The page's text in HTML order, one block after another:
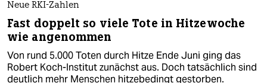
Neue RKI-Zahlen
Fast doppelt so viele Tote in Hitzewoche
wie angenommen
Von rund 5.000 Toten durch Hitze Ende Juni ging das
Robert Koch-Institut zunächst aus. Doch tatsächlich sind
deutlich mehr Menschen hitzebedingt gestorben.